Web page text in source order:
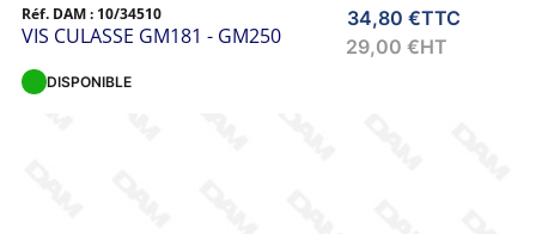
Réf. DAM : 10/34510
VIS CULASSE GM181 - GM250
34,80 €TTC
29,00 €HT
DISPONIBLE